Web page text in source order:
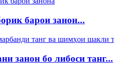
барои занон...
занон бо либоси танг...